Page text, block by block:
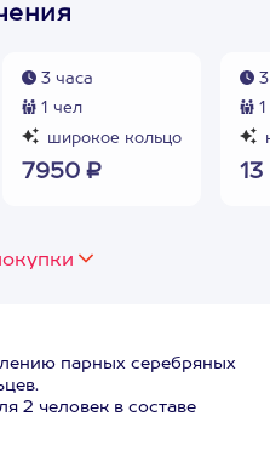
3 часа
1 чел
широкое кольцо
7950 ₽
парных серебряных
2 человек в составе